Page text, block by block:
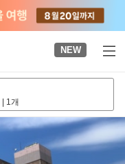
NEW
| 1개